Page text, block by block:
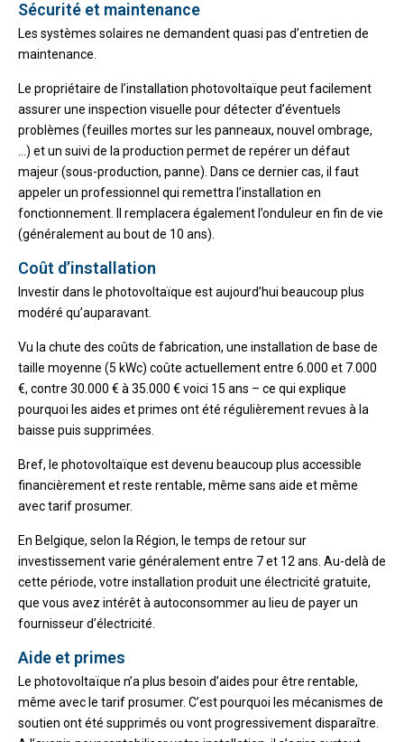
Sécurité et maintenance
Les systèmes solaires ne demandent quasi pas d’entretien de
maintenance.
Le propriétaire de l’installation photovoltaïque peut facilement
assurer une inspection visuelle pour détecter d’éventuels
problèmes (feuilles mortes sur les panneaux, nouvel ombrage,
…) et un suivi de la production permet de repérer un défaut
majeur (sous-production, panne). Dans ce dernier cas, il faut
appeler un professionnel qui remettra l’installation en
fonctionnement. Il remplacera également l’onduleur en fin de vie
(généralement au bout de 10 ans).
Coût d’installation
Investir dans le photovoltaïque est aujourd’hui beaucoup plus
modéré qu’auparavant.
Vu la chute des coûts de fabrication, une installation de base de
taille moyenne (5 kWc) coûte actuellement entre 6.000 et 7.000
€, contre 30.000 € à 35.000 € voici 15 ans – ce qui explique
pourquoi les aides et primes ont été régulièrement revues à la
baisse puis supprimées.
Bref, le photovoltaïque est devenu beaucoup plus accessible
financièrement et reste rentable, même sans aide et même
avec tarif prosumer.
En Belgique, selon la Région, le temps de retour sur
investissement varie généralement entre 7 et 12 ans. Au-delà de
cette période, votre installation produit une électricité gratuite,
que vous avez intérêt à autoconsommer au lieu de payer un
fournisseur d’électricité.
Aide et primes
Le photovoltaïque n’a plus besoin d’aides pour être rentable,
même avec le tarif prosumer. C’est pourquoi les mécanismes de
soutien ont été supprimés ou vont progressivement disparaître.